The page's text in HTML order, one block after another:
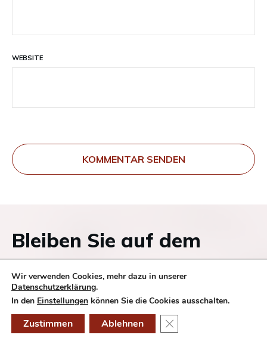
WEBSITE
KOMMENTAR SENDEN
Bleiben Sie auf dem
Laufenden und melden
Sie sich zu unserem
Newsletter an!
Wir verwenden Cookies, mehr dazu in unserer
Datenschutzerklärung.
In den Einstellungen können Sie die Cookies ausschalten.
Zustimmen Ablehnen GDPR Cookie-Banner